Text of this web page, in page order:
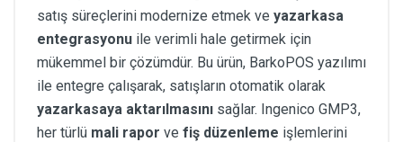
satış süreçlerini modernize etmek ve yazarkasa
entegrasyonu ile verimli hale getirmek için
mükemmel bir çözümdür. Bu ürün, BarkoPOS yazılımı
ile entegre çalışarak, satışların otomatik olarak
yazarkasaya aktarılmasını sağlar. Ingenico GMP3,
her türlü mali rapor ve fiş düzenleme işlemlerini